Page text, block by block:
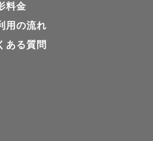
料金
用の流れ
ある質問